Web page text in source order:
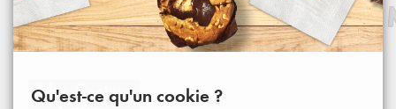
Qu'est-ce qu'un cookie ?